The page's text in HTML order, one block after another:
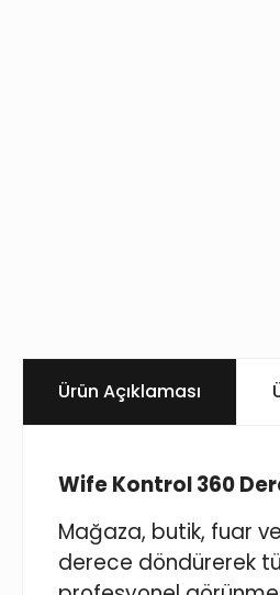
Ürün Açıklaması
Wife Kontrol 360
Mağaza, butik, fuar
derece döndürerek